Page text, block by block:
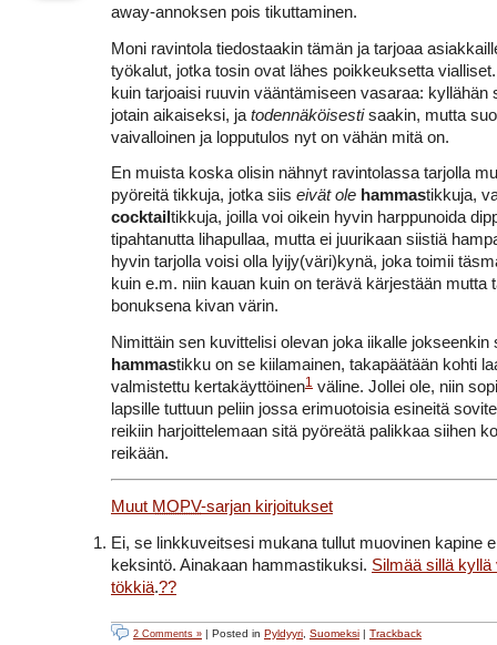
away-annoksen pois tikuttaminen.
Moni ravintola tiedostaakin tämän ja tarjoaa
työkalut, jotka tosin ovat lähes poikkeuksetta
kuin tarjoaisi ruuvin vääntämiseen vasaraa: kyllähän
jotain aikaiseksi, ja todennäköisestisaakin, mutta
vaivalloinen ja lopputulos nyt on vähän mitä on.
En muista koska olisin nähnyt ravintolassa tarjolla
pyöreitä tikkuja, jotka siis eivät ole hammastikkuja,
cocktail tikkuja, joilla voi oikein hyvin harppunoida
tipahtanutta lihapullaa, mutta ei juurikaan siistiä
hyvin tarjolla voisi olla lyijy(väri)kynä, joka toimii
kuin e.m. niin kauan kuin on terävä kärjestään mutta
bonuksena kivan värin.
Nimittäin sen kuvittelisi olevan joka iikalle jokseenkin
hammastikku on se kiilamainen, takapäätään kohti
valmistettu kertakäyttöinen1 väline. Jollei ole, niin
lapsille tuttuun peliin jossa erimuotoisia esineitä
reikiin harjoittelemaan sitä pyöreätä palikkaa siihen
reikään.
Muut MOPV-sarjan kirjoitukset
Ei, se linkkuveitsesi mukana tullut muovinen kapine
keksintö. Ainakaan hammastikuksi. Silmää sillä kyllä
tökkiä.??
2 Comments » | Posted in Pyldyyri, Suomeksi | Trackback